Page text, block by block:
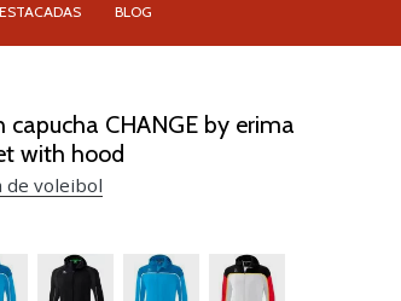
BLOG
capucha CHANGE by erima
with hood
de voleibol